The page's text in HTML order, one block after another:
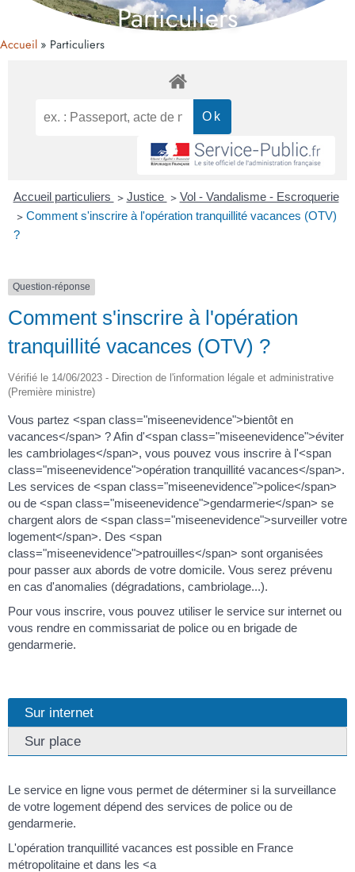
Particuliers
Accueil Particuliers
Accueil particuliers > Justice > Vol - Vandalisme - Escroquerie
> Comment s'inscrire à l'opération tranquillité vacances (OTV)
?
Question-réponse
Comment s'inscrire à l'opération
tranquillité vacances (OTV) ?
Vérifié le 14/06/2023 - Direction de l'information légale et administrative
(Première ministre)
Vous partez <span class="miseenevidence">bientôt en
vacances</span> ? Afin d'<span class="miseenevidence">éviter
les cambriolages</span>, vous pouvez vous inscrire à l'<span
class="miseenevidence">opération tranquillité vacances</span>.
Les services de <span class="miseenevidence">police</span>
ou de <span class="miseenevidence">gendarmerie</span> se
chargent alors de <span class="miseenevidence">surveiller votre
logement</span>. Des <span
class="miseenevidence">patrouilles</span> sont organisées
pour passer aux abords de votre domicile. Vous serez prévenu
en cas d'anomalies (dégradations, cambriolage...).
Pour vous inscrire, vous pouvez utiliser le service sur internet ou
vous rendre en commissariat de police ou en brigade de
gendarmerie.
Sur internet
Sur place
Le service en ligne vous permet de déterminer si la surveillance
de votre logement dépend des services de police ou de
gendarmerie.
L'opération tranquillité vacances est possible en France
métropolitaine et dans les <a